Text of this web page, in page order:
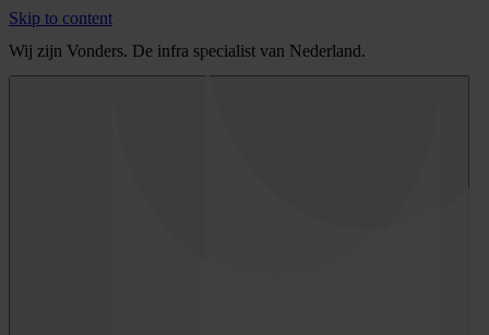
Skip to content
Wij zijn Vonders. De infra specialist van Nederland.